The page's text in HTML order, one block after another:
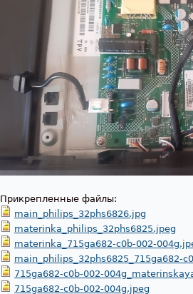
Прикрепленные файлы:
main_philips_32phs6826.jpg
materinka_philips_32phs6825.jpeg
materinka_715ga682-c0b-002-
main_philips_32phs6825_715ga682-
715ga682-c0b-002-
715ga682-c0b-002-004g.jpeg